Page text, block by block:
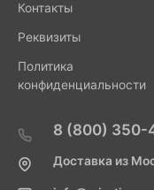
Контакты
Реквизиты
Политика
конфиденциальности
8 (800) 350-
Доставка из